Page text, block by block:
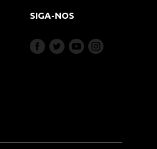
SIGA-NOS